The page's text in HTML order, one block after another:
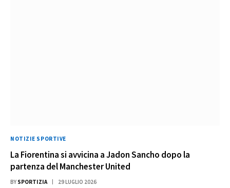
NOTIZIE SPORTIVE
La Fiorentina si avvicina a Jadon Sancho dopo la
partenza del Manchester United
BY SPORTIZIA 29 LUGLIO 2026